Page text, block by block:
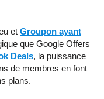
et Groupon ayant
que Google Offers
Deals, la puissance
de membres en font
plans.